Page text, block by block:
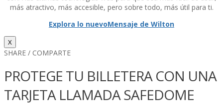
más atractivo, más accesible, pero sobre todo, más útil para ti.
Explora lo nuevoMensaje de Wilton
X
SHARE / COMPARTE
PROTEGE TU BILLETERA CON UNA
TARJETA LLAMADA SAFEDOME